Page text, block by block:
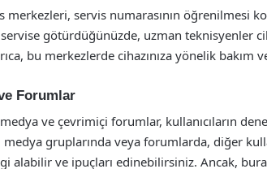
merkezleri, servis numarasının öğrenilmesi
servise götürdüğünüzde, uzman teknisyenler
bu merkezlerde cihazınıza yönelik bakım
Forumlar
ve çevrimiçi forumlar, kullanıcıların
gruplarında veya forumlarda, diğer
alabilir ve ipuçları edinebilirsiniz. Ancak,